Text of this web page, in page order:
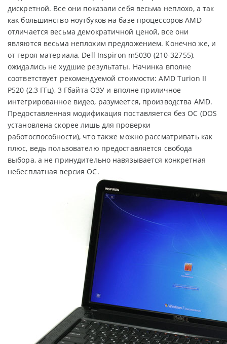
дискретной. Все они показали себя весьма неплохо, а так
как большинство ноутбуков на базе процессоров AMD
отличается весьма демократичной ценой, все они
являются весьма неплохим предложением. Конечно же, и
от героя материала, Dell Inspiron m5030 (210-32755),
ожидались не худшие результаты. Начинка вполне
соответствует рекомендуемой стоимости: AMD Turion II
P520 (2,3 ГГц), 3 Гбайта ОЗУ и вполне приличное
интегрированное видео, разумеется, производства AMD.
Предоставленная модификация поставляется без ОС (DOS
установлена скорее лишь для проверки
работоспособности), что также можно рассматривать как
плюс, ведь пользователю предоставляется свобода
выбора, а не принудительно навязывается конкретная
небесплатная версия ОС.